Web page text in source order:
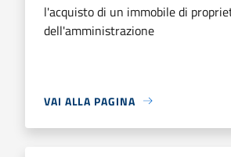
l'acquisto di un immobile di
dell'amministrazione
VAI ALLA PAGINA